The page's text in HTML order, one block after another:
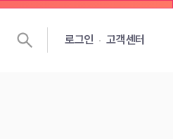
로그인 고객센터